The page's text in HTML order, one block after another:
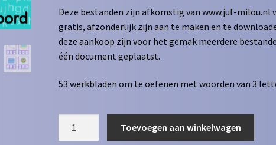
Deze bestanden zijn afkomstig van www.juf-milou.nl
gratis, afzonderlijk zijn aan te maken en te
deze aankoop zijn voor het gemak meerdere
één document geplaatst.
53 werkbladen om te oefenen met woorden van 3
Toevoegen aan winkelwagen